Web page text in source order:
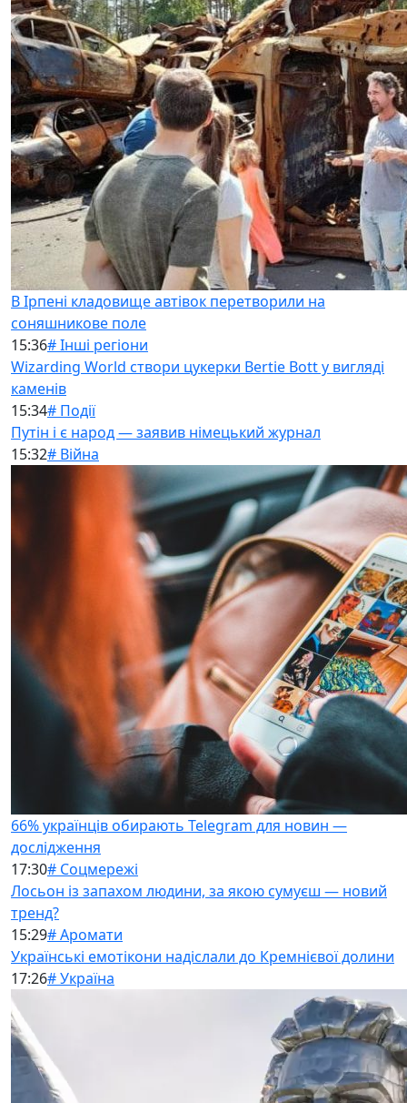
В Ірпені кладовище автівок перетворили на
соняшникове поле
15:36# Інші регіони
Wizarding World створи цукерки Bertie Bott у вигляді
каменів
15:34# Події
Путін і є народ — заявив німецький журнал
15:32# Війна
66% українців обирають Telegram для новин —
дослідження
17:30# Соцмережі
Лосьон із запахом людини, за якою сумуєш — новий
тренд?
15:29# Аромати
Українські емотікони надіслали до Кремнієвої долини
17:26# Україна